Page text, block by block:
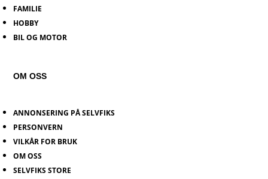
FAMILIE
HOBBY
BIL OG MOTOR
OM OSS
ANNONSERING PÅ SELVFIKS
PERSONVERN
VILKÅR FOR BRUK
OM OSS
SELVFIKS STORE